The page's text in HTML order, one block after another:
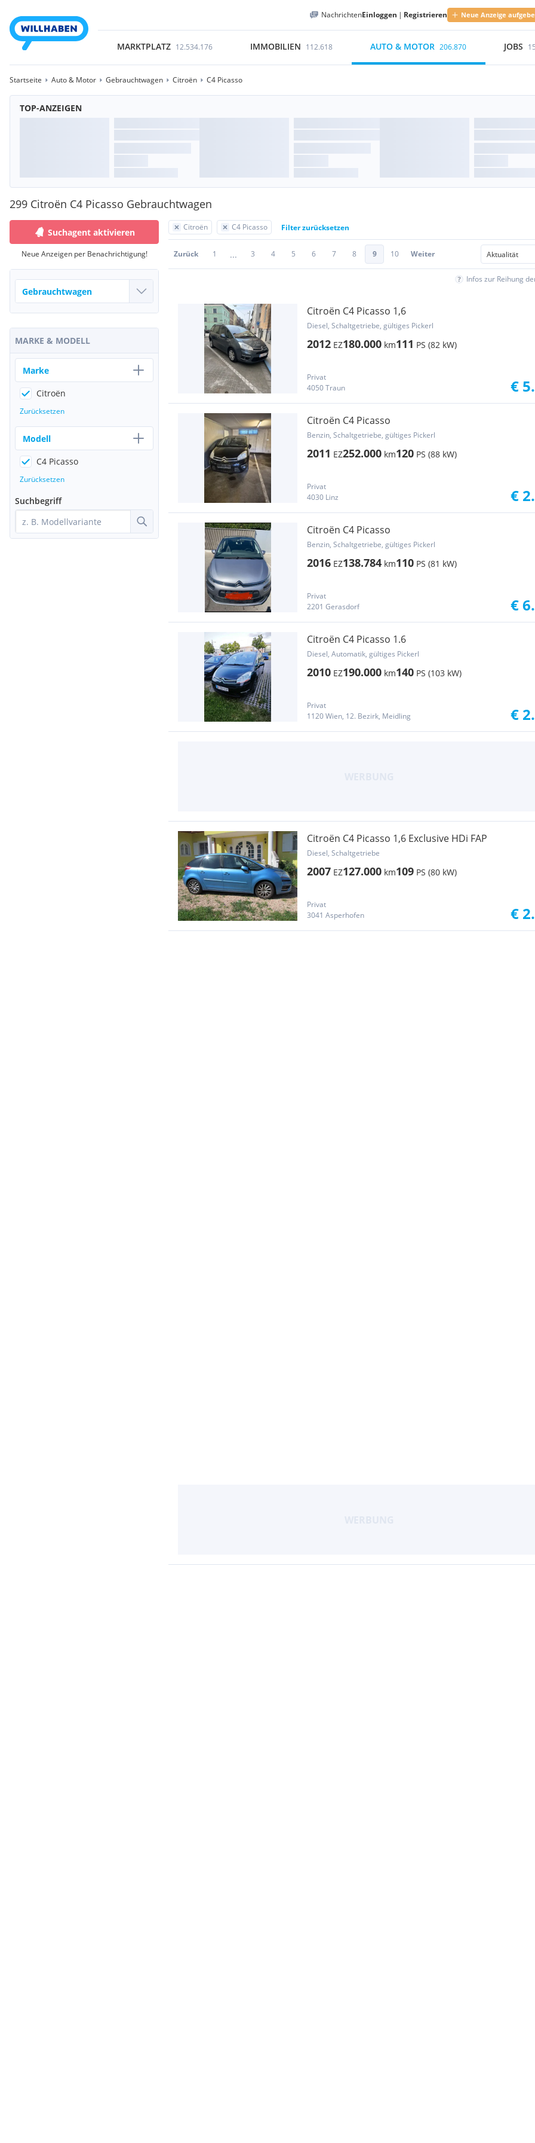
NachrichtenEinloggen | Registrieren Neue Anzeige
MARKTPLATZ 12.534.176 IMMOBILIEN 112.618 AUTO & MOTOR 206.870 JOBS
Startseite Auto & Motor Gebrauchtwagen Citroën C4 Picasso
TOP-ANZEIGEN
299 Citroën C4 Picasso Gebrauchtwagen
Citroën C4 Picasso Filter zurücksetzen
Zurück 1 ... 3 4 5 6 7 8 9 10 Weiter
Infos zur Reihung
Citroën C4 Picasso 1,6
Diesel, Schaltgetriebe, gültiges Pickerl
2012 EZ180.000 km111 PS (82 kW)
Privat
4050 Traun
€
Citroën C4 Picasso
Benzin, Schaltgetriebe, gültiges Pickerl
2011 EZ252.000 km120 PS (88 kW)
Privat
4030 Linz
€
Citroën C4 Picasso
Benzin, Schaltgetriebe, gültiges Pickerl
2016 EZ138.784 km110 PS (81 kW)
Privat
2201 Gerasdorf
€
Citroën C4 Picasso 1.6
Diesel, Automatik, gültiges Pickerl
2010 EZ190.000 km140 PS (103 kW)
Privat
1120 Wien, 12. Bezirk, Meidling
€
Citroën C4 Picasso 1,6 Exclusive HDi FAP
Diesel, Schaltgetriebe
2007 EZ127.000 km109 PS (80 kW)
Privat
3041 Asperhofen
€
Suchagent aktivieren
Neue Anzeigen per Benachrichtigung!
MARKE & MODELL
Marke
Citroën
Zurücksetzen
Modell
C4 Picasso
Zurücksetzen
Suchbegriff